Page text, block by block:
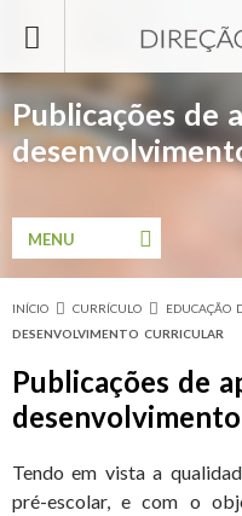
Publicações de
Está aqui
INÍCIO CURRÍCULO EDUCAÇÃO
DESENVOLVIMENTO CURRICULAR
Publicações de
Tendo em vista a
pré-escolar, e com o
MENU